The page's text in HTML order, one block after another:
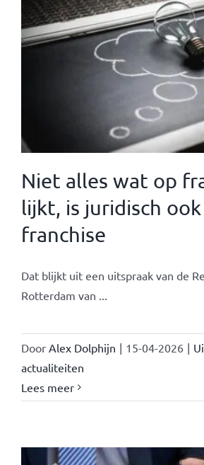
Niet alles wat op
lijkt, is juridisch
franchise
Dat blijkt uit een uitspraak van de
Rotterdam van ...
Door Alex Dolphijn | 15-04-2026 |
actualiteiten
Lees meer